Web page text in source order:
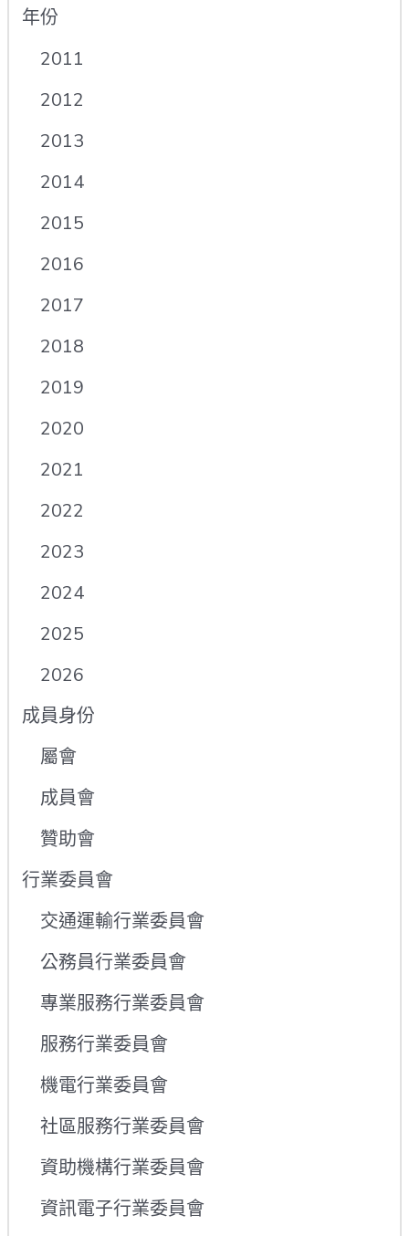
年份
2011
2012
2013
2014
2015
2016
2017
2018
2019
2020
2021
2022
2023
2024
2025
2026
成員身份
屬會
成員會
贊助會
行業委員會
交通運輸行業委員會
公務員行業委員會
專業服務行業委員會
服務行業委員會
機電行業委員會
社區服務行業委員會
資助機構行業委員會
資訊電子行業委員會